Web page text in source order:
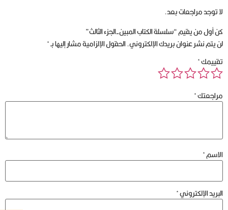
لا توجد مراجعات بعد.
كن أول من يقيم “سلسلة الكتاب المبين-الجزء الثالث”
لن يتم نشر عنوان بريدك الإلكتروني.الحقول الإلزامية مشار إليها بـ*
تقييمك*
مراجعتك*
الاسم*
البريد الإلكتروني*